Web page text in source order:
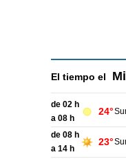
El tiempo el
de 02 h
a 08 h
24°
de 08 h
a 14 h
23°